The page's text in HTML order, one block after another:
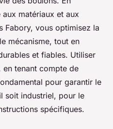
matériaux et aux
Fabory, vous optimisez la
mécanisme, tout en
et fiables. Utiliser
tenant compte de
pour garantir le
soit industriel, pour le
spécifiques.